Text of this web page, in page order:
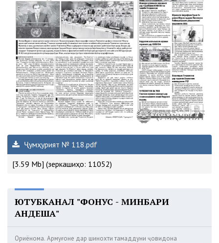
Ҷумҳурият № 118.pdf
[3.59 Mb] (зеркашиҳо: 11052)
ЮТУБКАНАЛ "ФОНУС - МИНБАРИ
АНДЕША"
Ориёнома. Армуғоне дар шинохти тамаддуни ҷовидона